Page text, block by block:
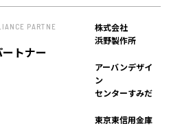
EVENT
イベント
REPORT
プロジェクト・
PARTNE
トナー
株式会社
浜野製作所
アーバンデザイ
ン
センターすみだ
東京東信用金庫